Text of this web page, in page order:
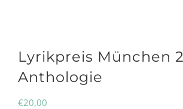
Lyrikpreis München
Anthologie
€20,00